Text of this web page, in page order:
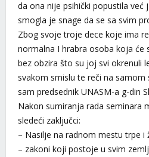
da ona nije psihički popustila već
smogla je snage da se sa svim
Zbog svoje troje dece koje ima
normalna I hrabra osoba koja će
bez obzira što su joj svi okrenuli
svakom smislu te reči na
sam predsednik UNASM-a g-din
Nakon sumiranja rada seminara
sledeći zaključci:
– Nasilje na radnom mestu trpe i
– zakoni koji postoje u svim